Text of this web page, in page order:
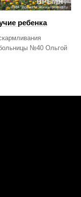
ребенка
№40 Ольгой